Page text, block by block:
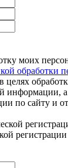
моих
обработки
в целях
информации,
по сайту и
регистрации